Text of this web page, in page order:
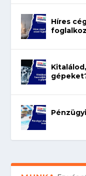
Híres